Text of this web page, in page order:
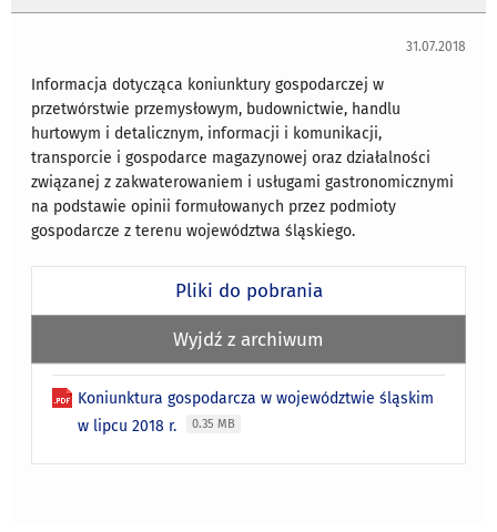
31.07.2018
Informacja dotycząca koniunktury gospodarczej w
przetwórstwie przemysłowym, budownictwie, handlu
hurtowym i detalicznym, informacji i komunikacji,
transporcie i gospodarce magazynowej oraz działalności
związanej z zakwaterowaniem i usługami gastronomicznymi
na podstawie opinii formułowanych przez podmioty
gospodarcze z terenu województwa śląskiego.
Pliki do pobrania
Wyjdź z archiwum
Koniunktura gospodarcza w województwie śląskim
w lipcu 2018 r.
0.35 MB